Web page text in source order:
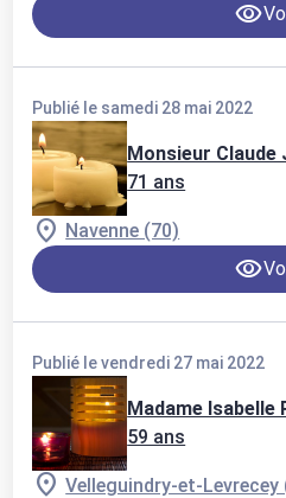
Publié le samedi 28 mai 2022
Monsieur Claude
71 ans
Navenne (70)
Publié le vendredi 27 mai 2022
Madame Isabelle
59 ans
Velleguindry-et-Levrecey